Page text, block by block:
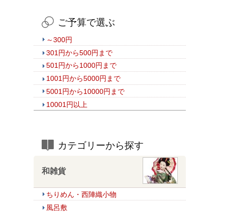
ご予算で選ぶ
～300円
301円から500円まで
501円から1000円まで
1001円から5000円まで
5001円から10000円まで
10001円以上
カテゴリーから探す
和雑貨
ちりめん・西陣織小物
風呂敷